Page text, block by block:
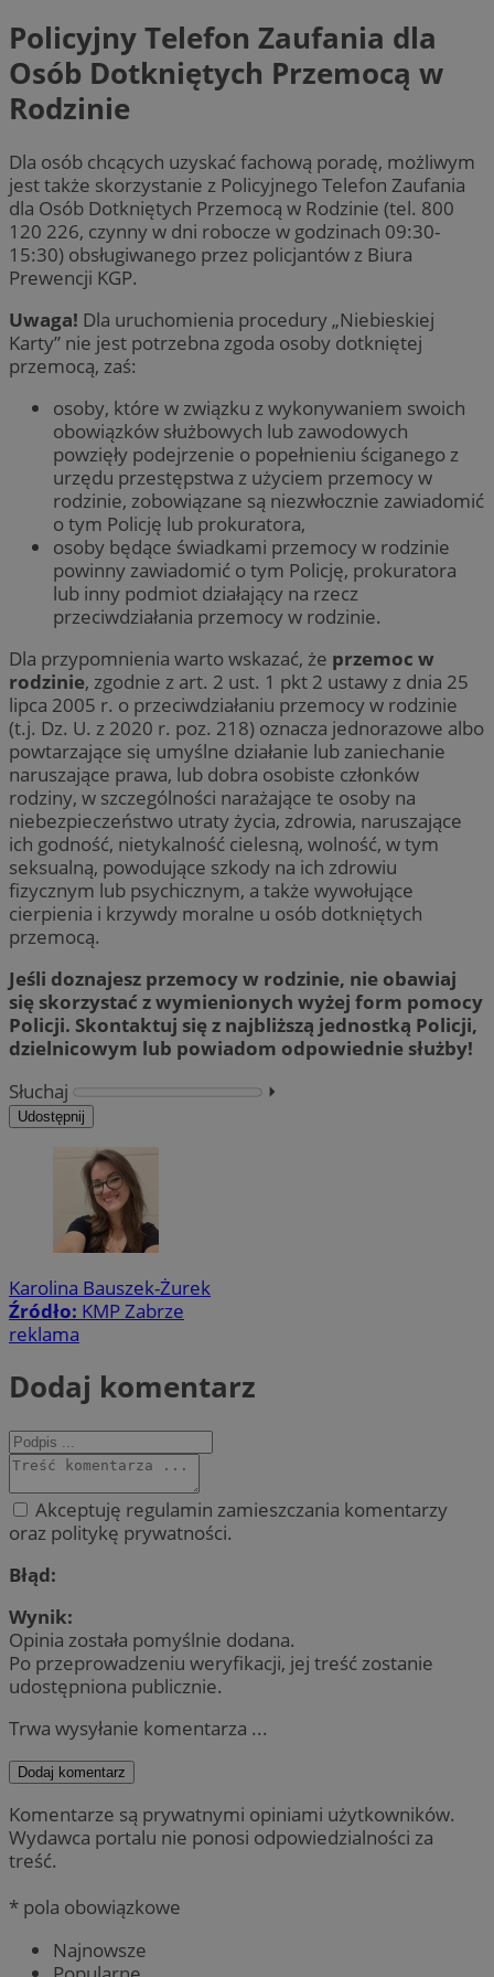
Policyjny Telefon Zaufania dla
Osób Dotkniętych Przemocą w
Rodzinie
Dla osób chcących uzyskać fachową poradę, możliwym
jest także skorzystanie z Policyjnego Telefon Zaufania
dla Osób Dotkniętych Przemocą w Rodzinie (tel. 800
120 226, czynny w dni robocze w godzinach 09:30-
15:30) obsługiwanego przez policjantów z Biura
Prewencji KGP.
Uwaga! Dla uruchomienia procedury „Niebieskiej
Karty” nie jest potrzebna zgoda osoby dotkniętej
przemocą, zaś:
osoby, które w związku z wykonywaniem swoich
obowiązków służbowych lub zawodowych
powzięły podejrzenie o popełnieniu ściganego z
urzędu przestępstwa z użyciem przemocy w
rodzinie, zobowiązane są niezwłocznie zawiadomić
o tym Policję lub prokuratora,
osoby będące świadkami przemocy w rodzinie
powinny zawiadomić o tym Policję, prokuratora
lub inny podmiot działający na rzecz
przeciwdziałania przemocy w rodzinie.
Dla przypomnienia warto wskazać, że przemoc w
rodzinie, zgodnie z art. 2 ust. 1 pkt 2 ustawy z dnia 25
lipca 2005 r. o przeciwdziałaniu przemocy w rodzinie
(t.j. Dz. U. z 2020 r. poz. 218) oznacza jednorazowe albo
powtarzające się umyślne działanie lub zaniechanie
naruszające prawa, lub dobra osobiste członków
rodziny, w szczególności narażające te osoby na
niebezpieczeństwo utraty życia, zdrowia, naruszające
ich godność, nietykalność cielesną, wolność, w tym
seksualną, powodujące szkody na ich zdrowiu
fizycznym lub psychicznym, a także wywołujące
cierpienia i krzywdy moralne u osób dotkniętych
przemocą.
Jeśli doznajesz przemocy w rodzinie, nie obawiaj
się skorzystać z wymienionych wyżej form pomocy
Policji. Skontaktuj się z najbliższą jednostką Policji,
dzielnicowym lub powiadom odpowiednie służby!
Słuchaj
⏵︎
Udostępnij
Karolina Bauszek-Żurek
Źródło: KMP Zabrze
reklama
Dodaj komentarz
Akceptuję regulamin zamieszczania komentarzy
oraz politykę prywatności.
Błąd:
Wynik:
Opinia została pomyślnie dodana.
Po przeprowadzeniu weryfikacji, jej treść zostanie
udostępniona publicznie.
Trwa wysyłanie komentarza ...
Dodaj komentarz
Komentarze są prywatnymi opiniami użytkowników.
Wydawca portalu nie ponosi odpowiedzialności za
treść.
* pola obowiązkowe
Najnowsze